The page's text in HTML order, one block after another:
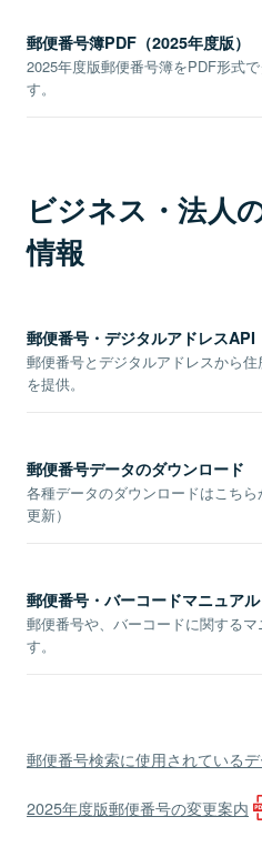
郵便番号簿PDF（2025年度版）
2025年度版郵便番号簿をPDF形式
す。
ビジネス・法人
情報
郵便番号・デジタルアドレスAPI
郵便番号とデジタルアドレスから
を提供。
郵便番号データのダウンロード
各種データのダウンロードはこち
更新）
郵便番号・バーコードマニュアル
郵便番号や、バーコードに関する
す。
郵便番号検索に使用されている
2025年度版郵便番号の変更案内